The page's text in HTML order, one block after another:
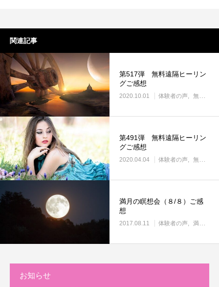
関連記事
第517弾 無料遠隔ヒーリン
グご感想
2020.10.01 体験者の声 無料遠隔ヒーリング
第491弾 無料遠隔ヒーリン
グご感想
2020.04.04 体験者の声 無料遠隔ヒーリング
満月の瞑想会（８/８）ご感
想
2017.08.11 体験者の声 満月の瞑想会
お知らせ